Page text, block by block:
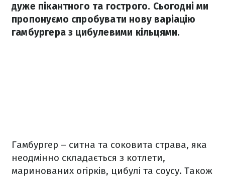
дуже пікантного та гострого. Сьогодні ми
пропонуємо спробувати нову варіацію
гамбургера з цибулевими кільцями.
Гамбургер – ситна та соковита страва, яка
неодмінно складається з котлети,
маринованих огірків, цибулі та соусу. Також